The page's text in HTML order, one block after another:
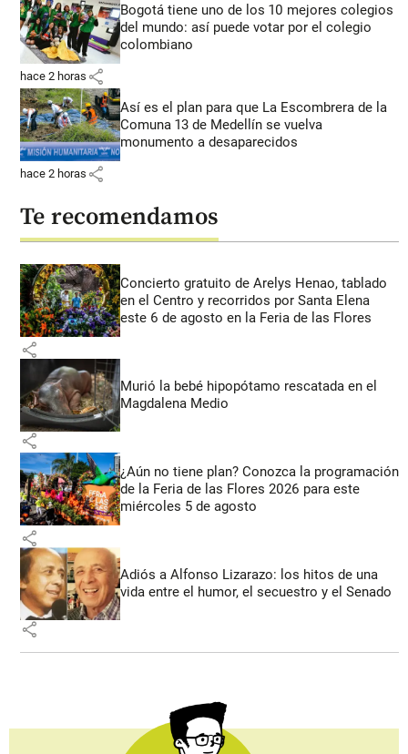
Bogotá tiene uno de los 10 mejores colegios
del mundo: así puede votar por el colegio
colombiano
hace 2 horas share
Así es el plan para que La Escombrera de la
Comuna 13 de Medellín se vuelva
monumento a desaparecidos
hace 2 horas share
Te recomendamos
Concierto gratuito de Arelys Henao, tablado
en el Centro y recorridos por Santa Elena
este 6 de agosto en la Feria de las Flores
share
Murió la bebé hipopótamo rescatada en el
Magdalena Medio
share
¿Aún no tiene plan? Conozca la programación
de la Feria de las Flores 2026 para este
miércoles 5 de agosto
share
Adiós a Alfonso Lizarazo: los hitos de una
vida entre el humor, el secuestro y el Senado
share